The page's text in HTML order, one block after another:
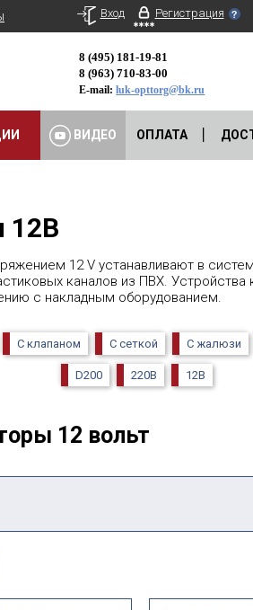
Вход Регистрация
8 (495) 181-19-81
8 (963) 710-83-00
E-mail:luk-opttorg@bk.ru
ВИДЕО ОПЛАТА
12В
12 V устанавливают в
каналов из ПВХ.
с накладным оборудованием.
С клапаном С сеткой С жалюзи
D200 220В 12В
12 вольт